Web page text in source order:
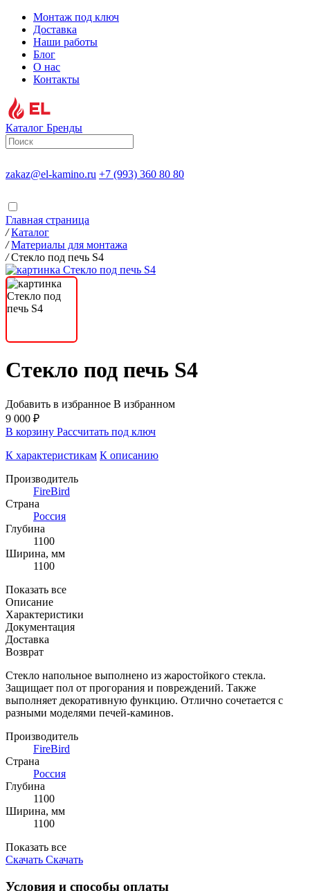
Монтаж под ключ
Доставка
Наши работы
Блог
О нас
Контакты
Каталог Бренды
zakaz@el-kamino.ru +7 (993) 360 80 80
Главная страница
/ Каталог
/ Материалы для монтажа
/ Стекло под печь S4
Стекло под печь S4
Добавить в избранное В избранном
9 000 ₽
В корзину Рассчитать под ключ
К характеристикам К описанию
Производитель
FireBird
Страна
Россия
Глубина
1100
Ширина, мм
1100
Показать все
Описание
Характеристики
Документация
Доставка
Возврат
Стекло напольное выполнено из жаростойкого стекла.
Защищает пол от прогорания и повреждений. Также
выполняет декоративную функцию. Отлично сочетается с
разными моделями печей-каминов.
Производитель
FireBird
Страна
Россия
Глубина
1100
Ширина, мм
1100
Показать все
Скачать Скачать
Условия и способы оплаты